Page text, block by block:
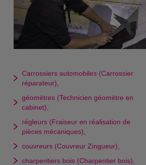
Carrossiers automobiles (Carrossier
réparateur),
géomètres (Technicien géomètre en
cabinet),
régleurs (Fraiseur en réalisation de
pièces mécaniques),
couvreurs (Couvreur Zingueur),
charpentiers bois (Charpentier bois),